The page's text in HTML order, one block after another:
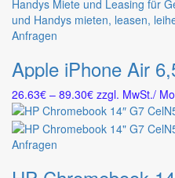
können
auf
gewählt
Anfragen
weist
mehrere
Varianten
auf.
Die
26.63€ – 89.30€Preisspanne:
26.63€
bis
89.30€
zzgl. MwSt./
Anfragen
weist